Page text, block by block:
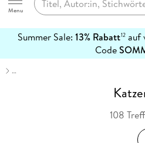
Menu
Summer Sale: 13% Rabatt12auf
Code
erfahren
…
108